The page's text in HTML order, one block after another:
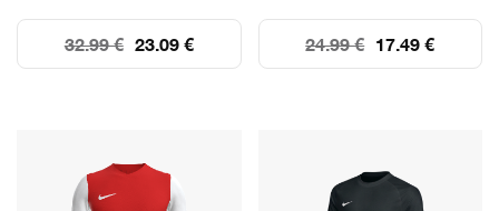
23.09 €
32.99 € 17.49 €
24.99 €